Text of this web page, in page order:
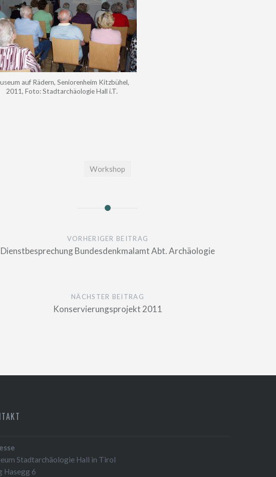
auf Rädern, Seniorenheim Kitzbühel,
2011, Foto: Stadtarchäologie Hall i.T.
Workshop
VORHERIGER BEITRAG
Dienstbesprechung Bundesdenkmalamt Abt. Archäologie
NÄCHSTER BEITRAG
Konservierungsprojekt 2011
Stadtarchäologie Hall in Tirol
Hasegg 6